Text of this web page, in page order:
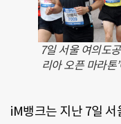
7일 서울 여의도
리아 오픈 마라톤
iM뱅크는 지난 7일